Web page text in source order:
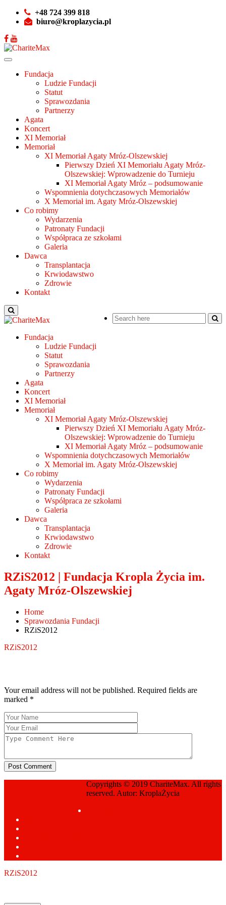
+48 724 399 818
biuro@kroplazycia.pl
Fundacja
Ludzie Fundacji
Statut
Sprawozdania
Partnerzy
Agata
Koncert
XI Memoriał
Memoriał
XI Memoriał Agaty Mróz-Olszewskiej
Pierwszy Dzień XI Memoriału Agaty Mróz-
Olszewskiej: Wprowadzenie do Turnieju
XI Memoriał Agaty Mróz – podsumowanie
Wspomnienia dotychczasowych Memoriałów
X Memoriał im. Agaty Mróz-Olszewskiej
Co robimy
Wydarzenia
Patronaty Fundacji
Współpraca ze szkołami
Galeria
Dawca
Transplantacja
Krwiodawstwo
Zdrowie
Kontakt
Fundacja
Ludzie Fundacji
Statut
Sprawozdania
Partnerzy
Agata
Koncert
XI Memoriał
Memoriał
XI Memoriał Agaty Mróz-Olszewskiej
Pierwszy Dzień XI Memoriału Agaty Mróz-
Olszewskiej: Wprowadzenie do Turnieju
XI Memoriał Agaty Mróz – podsumowanie
Wspomnienia dotychczasowych Memoriałów
X Memoriał im. Agaty Mróz-Olszewskiej
Co robimy
Wydarzenia
Patronaty Fundacji
Współpraca ze szkołami
Galeria
Dawca
Transplantacja
Krwiodawstwo
Zdrowie
Kontakt
RZiS2012 | Fundacja Kropla Życia im.
Agaty Mróz-Olszewskiej
Home
Sprawozdania Fundacji
RZiS2012
RZiS2012
Your email address will not be published. Required fields are
marked *
Post Comment
Copyrights © 2019 ChariteMax. All rights
reserved. Autor: KroplaŻycia
RZiS2012